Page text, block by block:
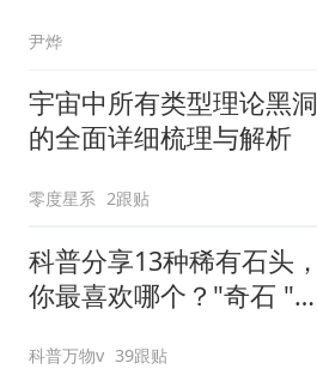
尹烨
宇宙中所有类型理论黑洞
的全面详细梳理与解析
零度星系 2跟贴
科普分享13种稀有石头，
你最喜欢哪个？"奇石 "以
科普万物v 39跟贴